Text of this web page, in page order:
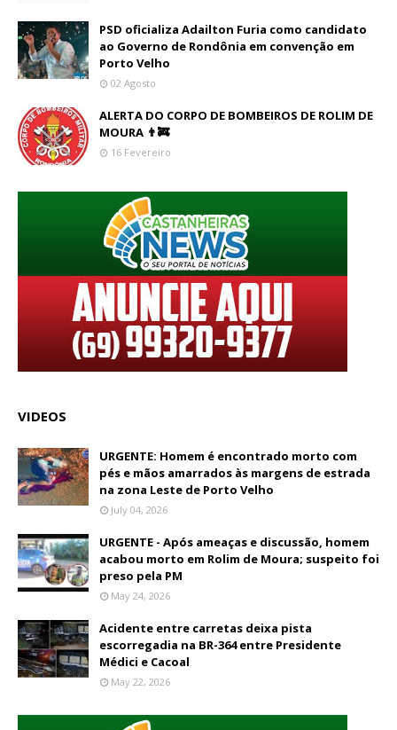
PSD oficializa Adailton Furia como candidato
ao Governo de Rondônia em convenção em
Porto Velho
02 Agosto
ALERTA DO CORPO DE BOMBEIROS DE ROLIM DE
MOURA 👨‍🚒
16 Fevereiro
VIDEOS
URGENTE: Homem é encontrado morto com
pés e mãos amarrados às margens de estrada
na zona Leste de Porto Velho
July 04, 2026
URGENTE - Após ameaças e discussão, homem
acabou morto em Rolim de Moura; suspeito foi
preso pela PM
May 24, 2026
Acidente entre carretas deixa pista
escorregadia na BR-364 entre Presidente
Médici e Cacoal
May 22, 2026